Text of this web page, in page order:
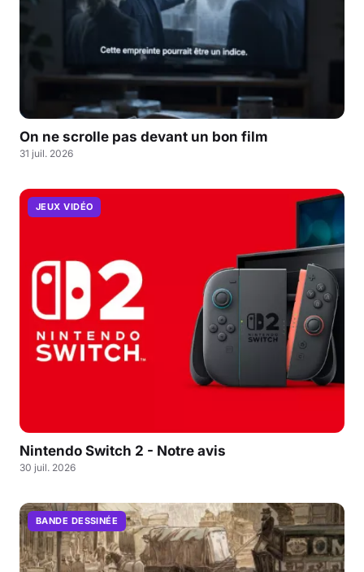
On ne scrolle pas devant un bon film
31 juil. 2026
JEUX VIDÉO
Nintendo Switch 2 - Notre avis
30 juil. 2026
BANDE DESSINÉE